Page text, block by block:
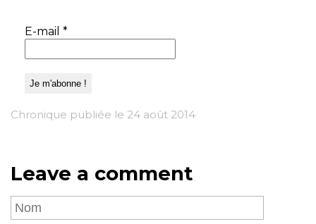
E-mail *
Chronique publiée le 24 août 2014
Leave a comment